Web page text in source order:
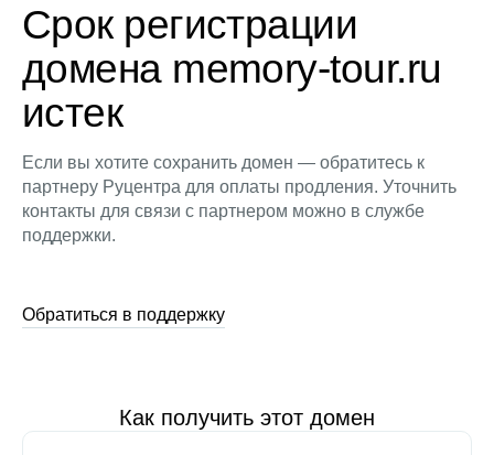
Срок регистрации
домена memory-tour.ru
истек
Если вы хотите сохранить домен — обратитесь к
партнеру Руцентра для оплаты продления. Уточнить
контакты для связи с партнером можно в службе
поддержки.
Обратиться в поддержку
Как получить этот домен